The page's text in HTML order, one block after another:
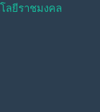
ลยีราชมงคล